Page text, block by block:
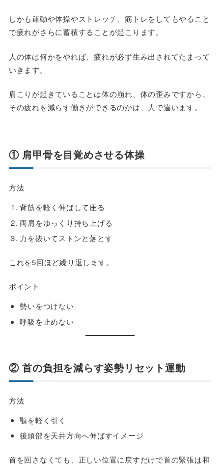
しかも運動や体操やストレッチ、筋トレをしてもやること
で疲れがさらに蓄積することが起こります。
人の体は何かをやれば、疲れが必ず生み出されてたまって
いきます。
肩こりが起きていることは体の崩れ、体の歪みですから、
その疲れを減らす働きができるのかは、人で違います。
① 肩甲骨を目覚めさせる体操
方法
背筋を軽く伸ばして座る
両肩をゆっくり持ち上げる
力を抜いてストンと落とす
これを5回ほど繰り返します。
ポイント
勢いをつけない
呼吸を止めない
② 首の負担を減らす姿勢リセット運動
方法
顎を軽く引く
後頭部を天井方向へ伸ばすイメージ
首を回さなくても、正しい位置に戻すだけで首の緊張は和